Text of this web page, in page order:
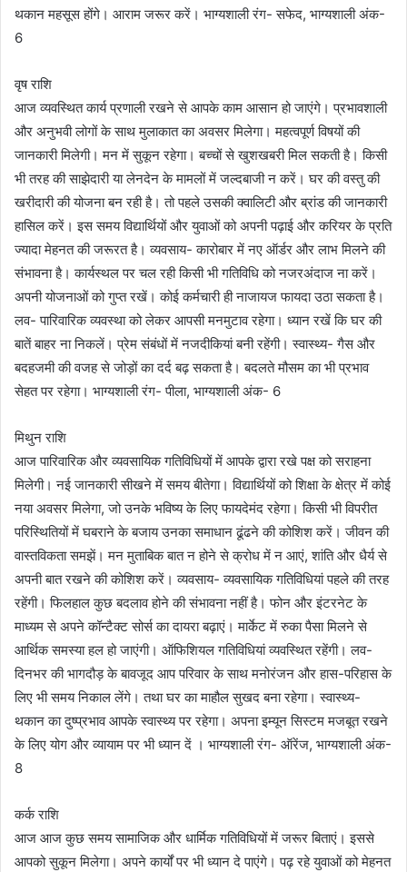
थकान महसूस होंगे। आराम जरूर करें। भाग्यशाली रंग- सफेद, भाग्यशाली अंक-
6
वृष राशि
आज व्यवस्थित कार्य प्रणाली रखने से आपके काम आसान हो जाएंगे। प्रभावशाली
और अनुभवी लोगों के साथ मुलाकात का अवसर मिलेगा। महत्वपूर्ण विषयों की
जानकारी मिलेगी। मन में सुकून रहेगा। बच्चों से खुशखबरी मिल सकती है। किसी
भी तरह की साझेदारी या लेनदेन के मामलों में जल्दबाजी न करें। घर की वस्तु की
खरीदारी की योजना बन रही है। तो पहले उसकी क्वालिटी और ब्रांड की जानकारी
हासिल करें। इस समय विद्यार्थियों और युवाओं को अपनी पढ़ाई और करियर के प्रति
ज्यादा मेहनत की जरूरत है। व्यवसाय- कारोबार में नए ऑर्डर और लाभ मिलने की
संभावना है। कार्यस्थल पर चल रही किसी भी गतिविधि को नजरअंदाज ना करें।
अपनी योजनाओं को गुप्त रखें। कोई कर्मचारी ही नाजायज फायदा उठा सकता है।
लव- पारिवारिक व्यवस्था को लेकर आपसी मनमुटाव रहेगा। ध्यान रखें कि घर की
बातें बाहर ना निकलें। प्रेम संबंधों में नजदीकियां बनी रहेंगी। स्वास्थ्य- गैस और
बदहजमी की वजह से जोड़ों का दर्द बढ़ सकता है। बदलते मौसम का भी प्रभाव
सेहत पर रहेगा। भाग्यशाली रंग- पीला, भाग्यशाली अंक- 6
मिथुन राशि
आज पारिवारिक और व्यवसायिक गतिविधियों में आपके द्वारा रखे पक्ष को सराहना
मिलेगी। नई जानकारी सीखने में समय बीतेगा। विद्यार्थियों को शिक्षा के क्षेत्र में कोई
नया अवसर मिलेगा, जो उनके भविष्य के लिए फायदेमंद रहेगा। किसी भी विपरीत
परिस्थितियों में घबराने के बजाय उनका समाधान ढूंढने की कोशिश करें। जीवन की
वास्तविकता समझें। मन मुताबिक बात न होने से क्रोध में न आएं, शांति और धैर्य से
अपनी बात रखने की कोशिश करें। व्यवसाय- व्यवसायिक गतिविधियां पहले की तरह
रहेंगी। फिलहाल कुछ बदलाव होने की संभावना नहीं है। फोन और इंटरनेट के
माध्यम से अपने कॉन्टैक्ट सोर्स का दायरा बढ़ाएं। मार्केट में रुका पैसा मिलने से
आर्थिक समस्या हल हो जाएंगी। ऑफिशियल गतिविधियां व्यवस्थित रहेंगी। लव-
दिनभर की भागदौड़ के बावजूद आप परिवार के साथ मनोरंजन और हास-परिहास के
लिए भी समय निकाल लेंगे। तथा घर का माहौल सुखद बना रहेगा। स्वास्थ्य-
थकान का दुष्प्रभाव आपके स्वास्थ्य पर रहेगा। अपना इम्यून सिस्टम मजबूत रखने
के लिए योग और व्यायाम पर भी ध्यान दें । भाग्यशाली रंग- ऑरेंज, भाग्यशाली अंक-
8
कर्क राशि
आज आज कुछ समय सामाजिक और धार्मिक गतिविधियों में जरूर बिताएं। इससे
आपको सुकून मिलेगा। अपने कार्यों पर भी ध्यान दे पाएंगे। पढ़ रहे युवाओं को मेहनत